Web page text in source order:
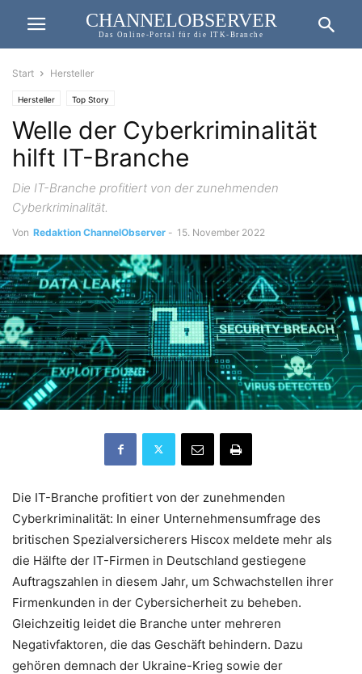
CHANNELOBSERVER
Das Online-Portal für die ITK-Branche
Start Hersteller
Hersteller Top Story
Welle der Cyberkriminalität
hilft IT-Branche
Die IT-Branche profitiert von der zunehmenden
Cyberkriminalität.
Von Redaktion ChannelObserver - 15. November 2022
Die IT-Branche profitiert von der zunehmenden
Cyberkriminalität: In einer Unternehmensumfrage des
britischen Spezialversicherers Hiscox meldete mehr als
die Hälfte der IT-Firmen in Deutschland gestiegene
Auftragszahlen in diesem Jahr, um Schwachstellen ihrer
Firmenkunden in der Cybersicherheit zu beheben.
Gleichzeitig leidet die Branche unter mehreren
Negativfaktoren, die das Geschäft behindern. Dazu
gehören demnach der Ukraine-Krieg sowie der